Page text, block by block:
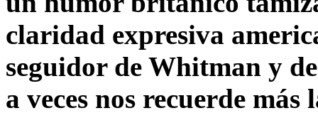
claridad expresiva
seguidor de Whitman y
a veces nos recuerde